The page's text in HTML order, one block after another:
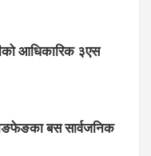
आधिकारिक ३एस
बस सार्वजनिक